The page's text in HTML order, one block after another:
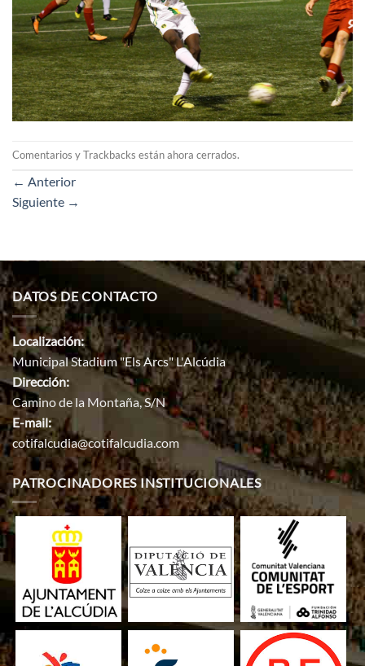
Comentarios y Trackbacks están ahora cerrados.
← Anterior
Siguiente →
DATOS DE CONTACTO
Localización:
Municipal Stadium "Els Arcs" L'Alcúdia
Dirección:
Camino de la Montaña, S/N
E-mail:
cotifalcudia@cotifalcudia.com
PATROCINADORES INSTITUCIONALES